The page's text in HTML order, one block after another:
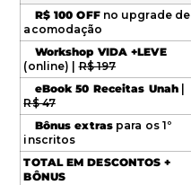
R$ 100 OFFno upgrade de
acomodação
Workshop VIDA +LEVE
(online) |R$ 197
eBook 50 Receitas Unah|
R$ 47
Bônus extraspara os 1º
inscritos
TOTAL EM DESCONTOS +
BÔNUS